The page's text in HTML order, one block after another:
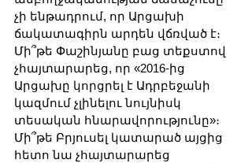
չի ենթադրում, որ Արցախի
ճակատագիրն արդեն վճռված է։
Մի՞թե Փաշինյանը բաց տեքստով
չհայտարարեց, որ «2016-ից
Արցախը կորցրել է Ադրբեջանի
կազմում չլինելու նույնիսկ
տեսական հնարավորությունը»։
Մի՞թե Բրյուսել կատարած այցից
հետո նա չհայտարարեց